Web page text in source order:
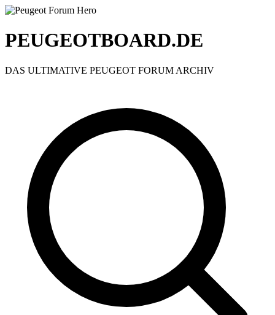
PEUGEOTBOARD.DE
DAS ULTIMATIVE PEUGEOT FORUM ARCHIV